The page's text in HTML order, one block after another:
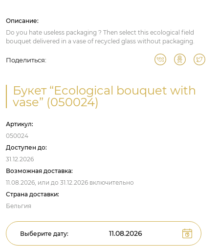
Описание:
Do you hate useless packaging ? Then select this ecological field
bouquet delivered in a vase of recycled glass without packaging.
Поделиться:
Букет “Ecological bouquet with
vase” (050024)
Артикул:
050024
Доступен до:
31.12.2026
Возможная доставка:
11.08.2026, или до 31.12.2026 включительно
Страна доставки:
Бельгия
Выберите дату: